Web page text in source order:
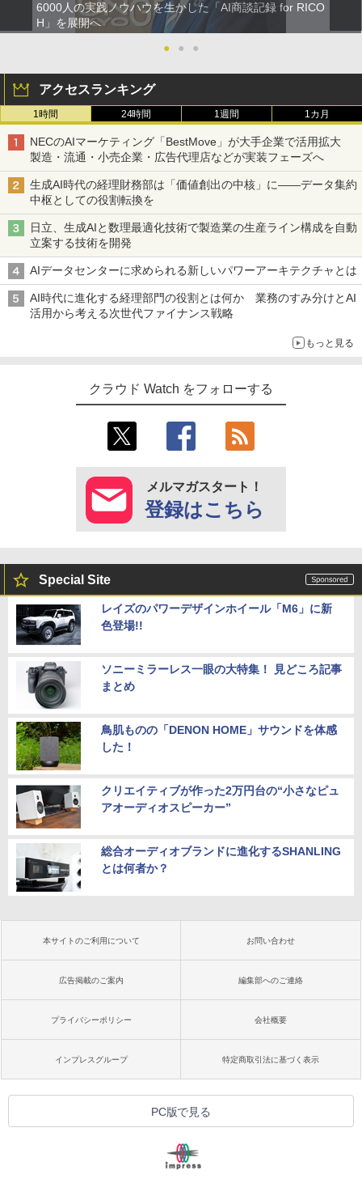
6000人の実践ノウハウを生かした「AI商談記録 for RICO
H」を展開へ
●
● ●
アクセスランキング
1時間 24時間 1週間 1カ月
NECのAIマーケティング「BestMove」が大手企業で活用拡大
製造・流通・小売企業・広告代理店などが実装フェーズへ
生成AI時代の経理財務部は「価値創出の中核」に――データ集約
中枢としての役割転換を
日立、生成AIと数理最適化技術で製造業の生産ライン構成を自動
立案する技術を開発
AIデータセンターに求められる新しいパワーアーキテクチャとは
AI時代に進化する経理部門の役割とは何か 業務のすみ分けとAI
活用から考える次世代ファイナンス戦略
もっと見る
クラウド Watch をフォローする
メルマガスタート！
登録はこちら
Special Site
レイズのパワーデザインホイール「M6」に新
色登場!!
ソニーミラーレス一眼の大特集！ 見どころ記事
まとめ
鳥肌ものの「DENON HOME」サウンドを体感
した！
クリエイティブが作った2万円台の“小さなピュ
アオーディオスピーカー”
総合オーディオブランドに進化するSHANLING
とは何者か？
本サイトのご利用について お問い合わせ
広告掲載のご案内 編集部へのご連絡
プライバシーポリシー 会社概要
インプレスグループ 特定商取引法に基づく表示
PC版で見る